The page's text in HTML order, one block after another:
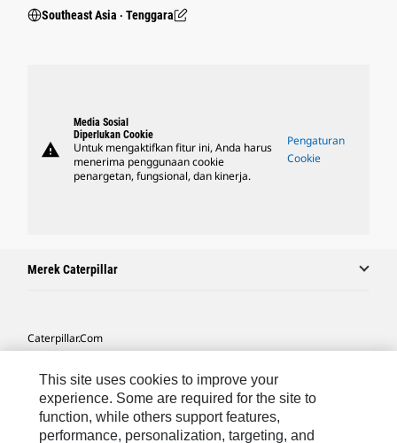
Southeast Asia ‧ Tenggara
warning
Media Sosial
Diperlukan Cookie
Untuk mengaktifkan fitur ini, Anda harus
menerima penggunaan cookie
penargetan, fungsional, dan kinerja.
Pengaturan
Cookie
Merek Caterpillar
Caterpillar.com
Preferensi Pemasaran Saya
Peta Situs
This site uses cookies to improve your
experience. Some are required for the site to
function, while others support features,
performance, personalization, targeting, and